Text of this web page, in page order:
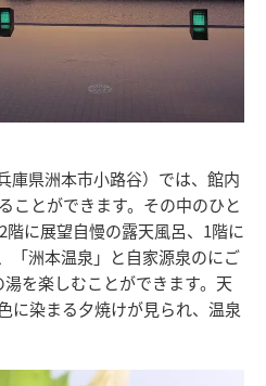
庫県洲本市小路谷）では、館内
ことができます。その中のひと
階に展望自慢の露天風呂、1階に
「洲本温泉」と自家源泉のにご
を楽しむことができます。天
に染まる夕焼けが見られ、温泉